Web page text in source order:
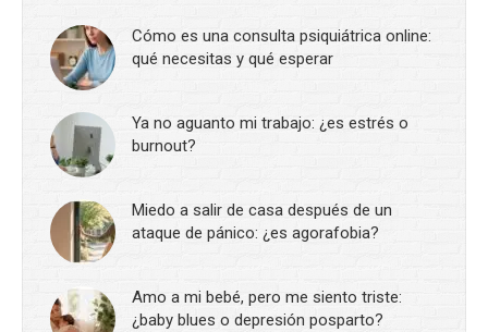
Cómo es una consulta psiquiátrica online:
qué necesitas y qué esperar
Ya no aguanto mi trabajo: ¿es estrés o
burnout?
Miedo a salir de casa después de un
ataque de pánico: ¿es agorafobia?
Amo a mi bebé, pero me siento triste:
¿baby blues o depresión posparto?